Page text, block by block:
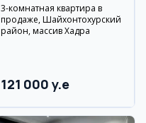
3-комнатная квартира в
продаже, Шайхонтохурский
район, массив Хадра
121 000 y.e